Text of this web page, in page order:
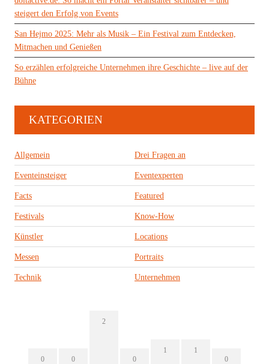
steigert den Erfolg von Events
San Hejmo 2025: Mehr als Musik – Ein Festival zum Entdecken,
Mitmachen und Genießen
So erzählen erfolgreiche Unternehmen ihre Geschichte – live auf der
Bühne
KATEGORIEN
Allgemein Drei Fragen an
Eventeinsteiger Eventexperten
Facts Featured
Festivals Know-How
Künstler Locations
Messen Portraits
Technik Unternehmen
0 0
2
0
1 1
0